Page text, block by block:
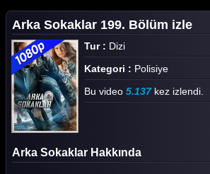
Arka Sokaklar 194. Bölüm
Arka Sokaklar 193. Bölüm
Arka Sokaklar 192. Bölüm
Arka Sokaklar 191. Bölüm
Arka Sokaklar 190. Bölüm
Arka Sokaklar 189. Bölüm
Arka Sokaklar 199. Bölüm izle
Tur : Dizi
Kategori : Polisiye
Bu video 5.137kez izlendi.
Arka Sokaklar Hakkında